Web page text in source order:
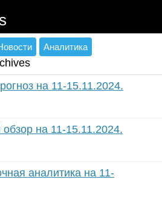
Аналитика
на 11-15.11.2024.
на 11-15.11.2024.
аналитика на 11-